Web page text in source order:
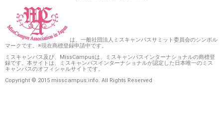
は、一般社団法人ミスキャンパスサミット委員会のシンボル
マークです。※現在商標登録申請中です。
ミスキャンパス及び、MissCampusは、ミスキャンパスインターナショナルの商標登
録です。本サイトは、ミスキャンパスインターナショナルが認定した日本唯一のミス
キャンパスのオフィシャルサイトです。
Copyright © 2015 misscampus.info. All Rights Reserved